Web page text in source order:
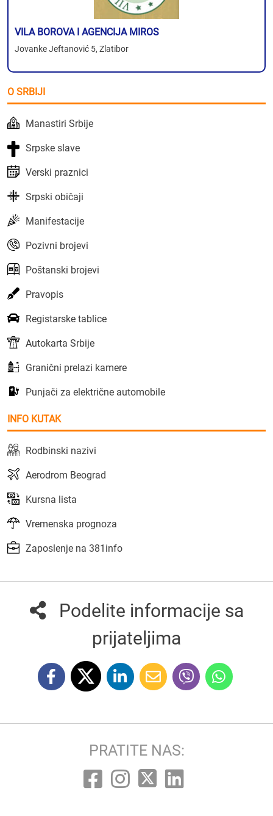
VILA BOROVA I AGENCIJA MIROS
Jovanke Jeftanović 5, Zlatibor
O SRBIJI
Manastiri Srbije
Srpske slave
Verski praznici
Srpski običaji
Manifestacije
Pozivni brojevi
Poštanski brojevi
Pravopis
Registarske tablice
Autokarta Srbije
Granični prelazi kamere
Punjači za električne automobile
INFO KUTAK
Rodbinski nazivi
Aerodrom Beograd
Kursna lista
Vremenska prognoza
Zaposlenje na 381info
Podelite informacije sa
prijateljima
PRATITE NAS: